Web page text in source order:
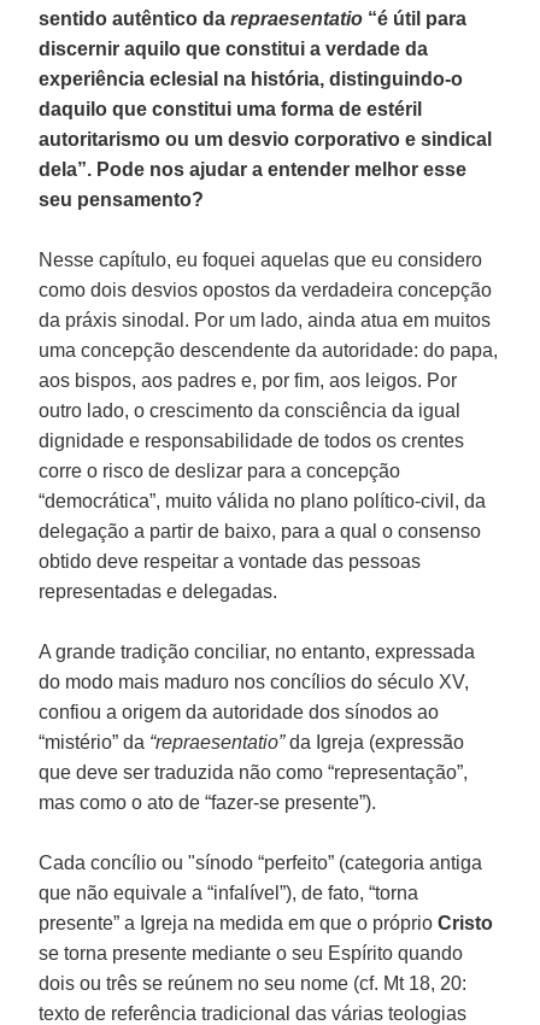
sentido autêntico darepraesentatio “é útil para
discernir aquilo que constitui a verdade da
experiência eclesial na história, distinguindo-o
daquilo que constitui uma forma de estéril
autoritarismo ou um desvio corporativo e sindical
dela”. Pode nos ajudar a entender melhor esse
seu pensamento?
Nesse capítulo, eu foquei aquelas que eu considero
como dois desvios opostos da verdadeira concepção
da práxis sinodal. Por um lado, ainda atua em muitos
uma concepção descendente da autoridade: do papa,
aos bispos, aos padres e, por fim, aos leigos. Por
outro lado, o crescimento da consciência da igual
dignidade e responsabilidade de todos os crentes
corre o risco de deslizar para a concepção
“democrática”, muito válida no plano político-civil, da
delegação a partir de baixo, para a qual o consenso
obtido deve respeitar a vontade das pessoas
representadas e delegadas.
A grande tradição conciliar, no entanto, expressada
do modo mais maduro nos concílios do século XV,
confiou a origem da autoridade dos sínodos ao
“mistério” da “repraesentatio”da Igreja (expressão
que deve ser traduzida não como “representação”,
mas como o ato de “fazer-se presente”).
Cada concílio ou "sínodo “perfeito” (categoria antiga
que não equivale a “infalível”), de fato, “torna
presente” a Igreja na medida em que o próprioCristo
se torna presente mediante o seu Espírito quando
dois ou três se reúnem no seu nome (cf. Mt 18, 20:
texto de referência tradicional das várias teologias